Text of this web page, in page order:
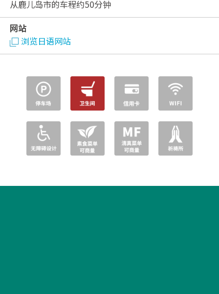
从鹿儿岛市的车程约50分钟
网站
浏览日语网站